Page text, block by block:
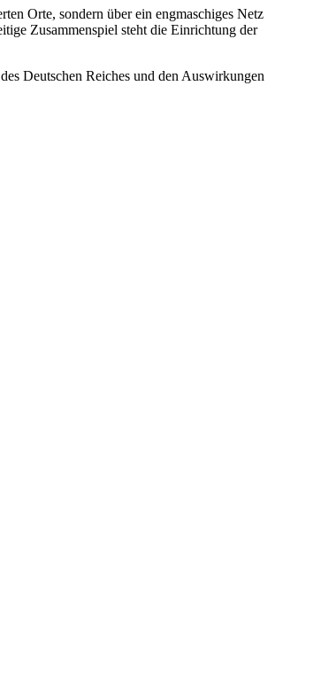
Orte, sondern über ein engmaschiges Netz
Zusammenspiel steht die Einrichtung der
Deutschen Reiches und den Auswirkungen